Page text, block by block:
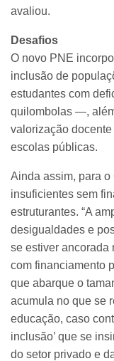
avaliou.
Desafios
O novo PNE
inclusão de
estudantes com
quilombolas —,
valorização
escolas públicas.
Ainda assim, para
insuficientes sem
estruturantes. “A
desigualdades e
se estiver ancorada
com financiamento
que abarque o
acumula no que se
educação, caso
inclusão’ que se
do setor privado e